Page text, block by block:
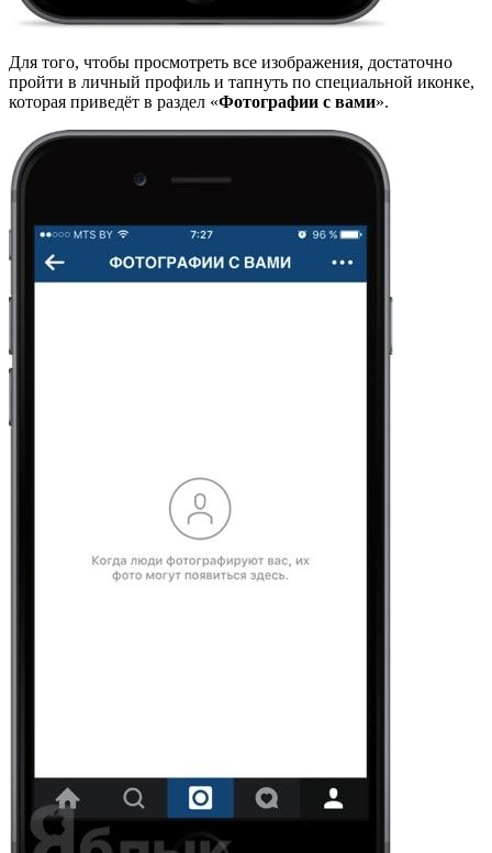
Для того, чтобы просмотреть все изображения, достаточно
пройти в личный профиль и тапнуть по специальной иконке,
которая приведёт в раздел «Фотографии с вами».